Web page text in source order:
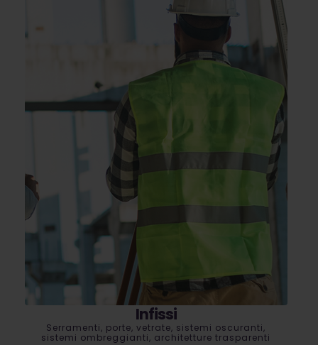
Infissi
Serramenti, porte, vetrate, sistemi oscuranti,
sistemi ombreggianti, architetture trasparenti